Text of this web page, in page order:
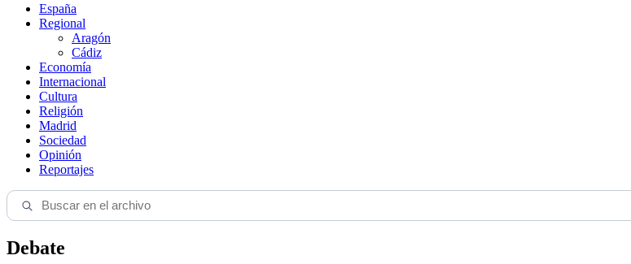
España
Regional
Aragón
Cádiz
Economía
Internacional
Cultura
Religión
Madrid
Sociedad
Opinión
Reportajes
Debate